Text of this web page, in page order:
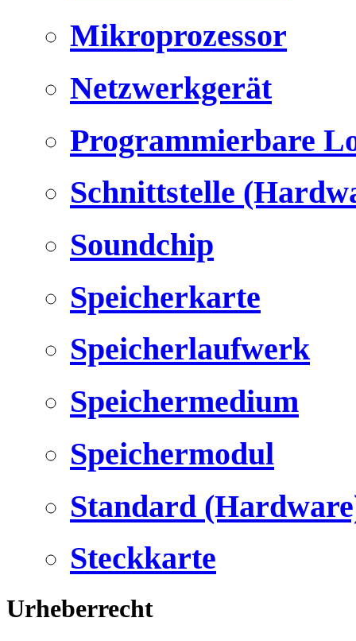
Mikroprozessor
Netzwerkgerät
Programmierbare
Schnittstelle
Soundchip
Speicherkarte
Speicherlaufwerk
Speichermedium
Speichermodul
Standard
Steckkarte
Urheberrecht